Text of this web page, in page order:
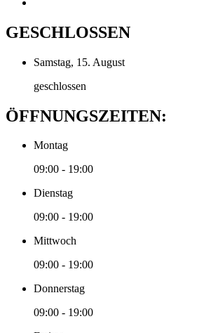
GESCHLOSSEN
Samstag, 15. August
geschlossen
ÖFFNUNGSZEITEN:
Montag
09:00 - 19:00
Dienstag
09:00 - 19:00
Mittwoch
09:00 - 19:00
Donnerstag
09:00 - 19:00